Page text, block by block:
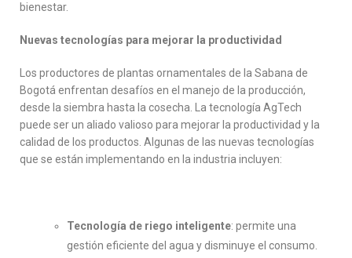
bienestar.
Nuevas tecnologías para mejorar la productividad
Los productores de plantas ornamentales de la Sabana de
Bogotá enfrentan desafíos en el manejo de la producción,
desde la siembra hasta la cosecha. La tecnología AgTech
puede ser un aliado valioso para mejorar la productividad y la
calidad de los productos. Algunas de las nuevas tecnologías
que se están implementando en la industria incluyen:
Tecnología de riego inteligente: permite una
gestión eficiente del agua y disminuye el consumo.